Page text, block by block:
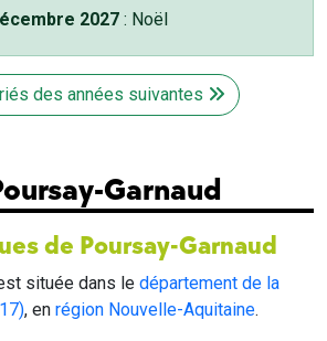
2027 : Noël
des années suivantes
Garnaud
de Poursay-Garnaud
située dans le département de la
, en région Nouvelle-Aquitaine.